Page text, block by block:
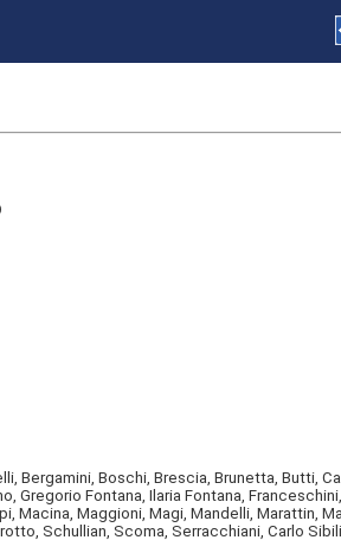
Bergamini, Boschi, Brescia, Brunetta, Butti,
Gregorio Fontana, Ilaria Fontana,
Macina, Maggioni, Magi, Mandelli, Marattin,
Schullian, Scoma, Serracchiani, Carlo